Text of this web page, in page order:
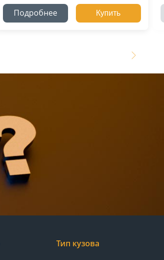
Подробнее Купить
Тип кузова